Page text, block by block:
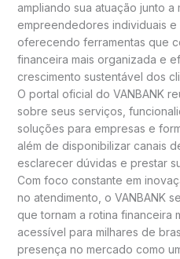
ampliando sua atuação junto a
empreendedores individuais e
oferecendo ferramentas que
financeira mais organizada e
crescimento sustentável dos
O portal oficial do VANBANK
sobre seus serviços,
soluções para empresas e
além de disponibilizar canais
esclarecer dúvidas e prestar
Com foco constante em
no atendimento, o VANBANK
que tornam a rotina financeira
acessível para milhares de
presença no mercado como